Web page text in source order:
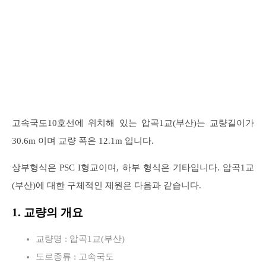
고속국도10호선에 위치해 있는 압곡1교(부산)는 교량길이가
30.6m 이며 교량 폭은 12.1m 입니다.
상부형식은 PSC I형교이며, 하부 형식은 기타입니다. 압곡1교
(부산)에 대한 구체적인 제원은 다음과 같습니다.
1. 교량의 개요
교량명 : 압곡1교(부산)
도로종류 : 고속국도